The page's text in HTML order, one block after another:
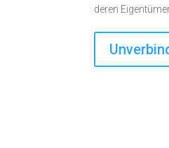
deren